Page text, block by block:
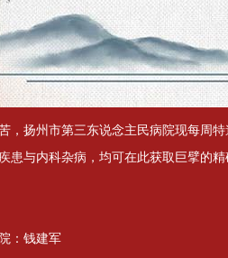
，扬州市第三东说念主民病院现每周
患与内科杂病，均可在此获取巨擘的
：钱建军